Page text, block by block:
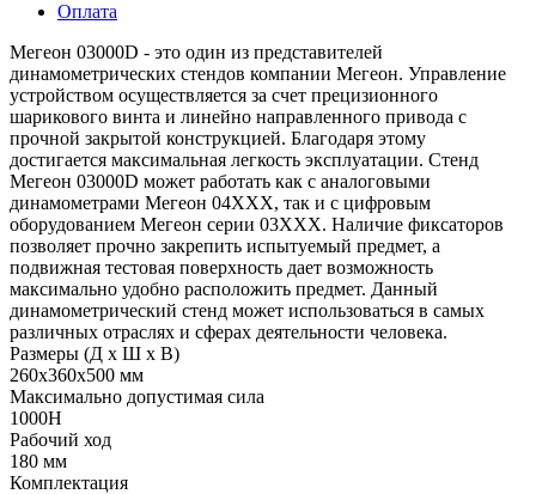
Оплата
Мегеон 03000D - это один из представителей
динамометрических стендов компании Мегеон. Управление
устройством осуществляется за счет прецизионного
шарикового винта и линейно направленного привода с
прочной закрытой конструкцией. Благодаря этому
достигается максимальная легкость эксплуатации. Стенд
Мегеон 03000D может работать как с аналоговыми
динамометрами Мегеон 04ХХХ, так и с цифровым
оборудованием Мегеон серии 03ХХХ. Наличие фиксаторов
позволяет прочно закрепить испытуемый предмет, а
подвижная тестовая поверхность дает возможность
максимально удобно расположить предмет. Данный
динамометрический стенд может использоваться в самых
различных отраслях и сферах деятельности человека.
Размеры (Д х Ш х В)
260х360х500 мм
Максимально допустимая сила
1000Н
Рабочий ход
180 мм
Комплектация